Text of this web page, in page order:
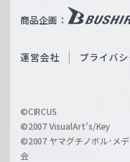
ß
c
a
r
z
商品企画：
運営会社 プライバ
©CIRCUS
©2007 VisualArt's/Key
©2007 ヤマグチノボル･メ
会